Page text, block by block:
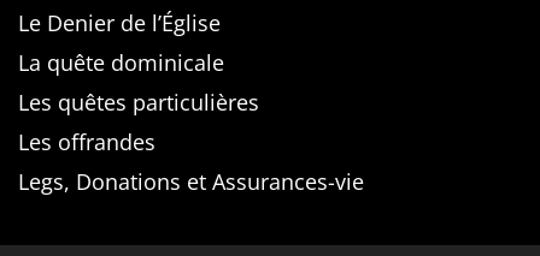
Le Denier de l’Église
La quête dominicale
Les quêtes particulières
Les offrandes
Legs, Donations et Assurances-vie